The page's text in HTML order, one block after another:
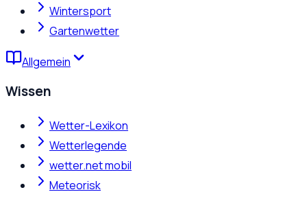
Wintersport
Gartenwetter
Allgemein
Wissen
Wetter-Lexikon
Wetterlegende
wetter.net mobil
Meteorisk